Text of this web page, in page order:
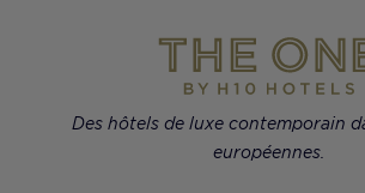
Des hôtels de luxe contemporain
européennes.